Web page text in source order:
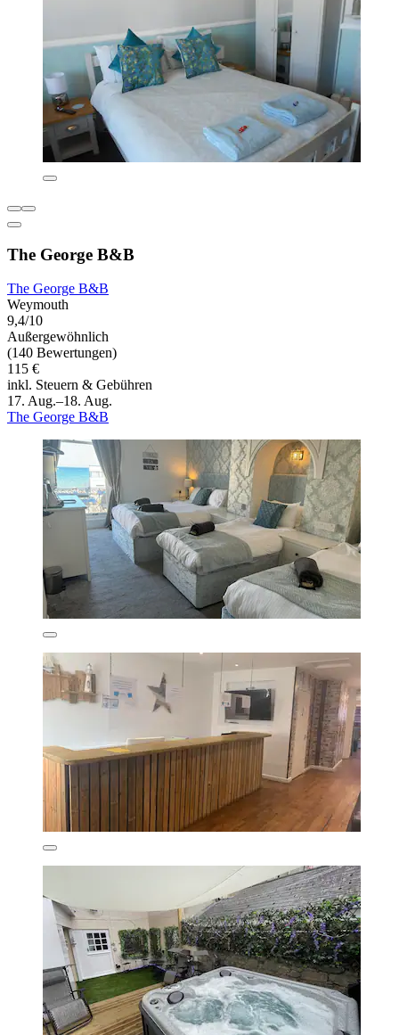
The George B&B
The George B&B
Weymouth
9,4/10
Außergewöhnlich
(140 Bewertungen)
115 €
inkl. Steuern & Gebühren
17. Aug.–18. Aug.
The George B&B